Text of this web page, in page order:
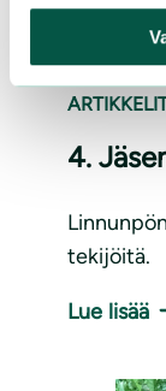
4.
tekijöitä.
Lue lisää